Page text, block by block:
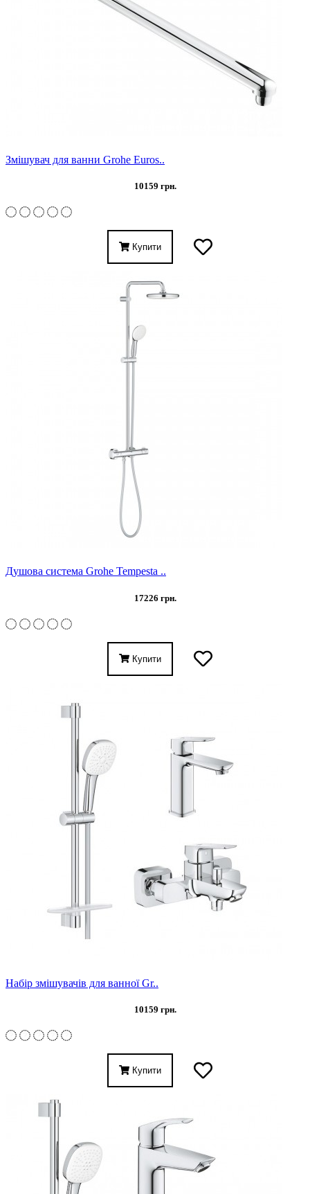
Змішувач для ванни Grohe Euros..
10159 грн.
Купити
Душова система Grohe Tempesta ..
17226 грн.
Купити
Набір змішувачів для ванної Gr..
10159 грн.
Купити